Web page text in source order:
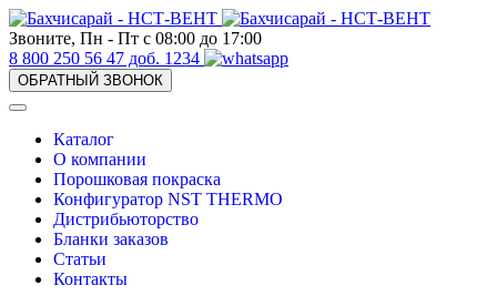
Звоните, Пн - Пт с 08:00 до 17:00
8 800 250 56 47 доб. 1234
ОБРАТНЫЙ ЗВОНОК
Каталог
О компании
Порошковая покраска
Конфигуратор NST THERMO
Дистрибьюторство
Бланки заказов
Статьи
Контакты